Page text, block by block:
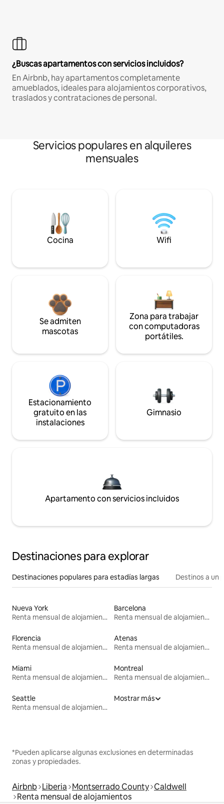
¿Buscas apartamentos con servicios incluidos?
En Airbnb, hay apartamentos completamente
amueblados, ideales para alojamientos corporativos,
traslados y contrataciones de personal.
Servicios populares en alquileres
mensuales
Cocina Wifi
Se admiten
mascotas
Zona para trabajar
con computadoras
portátiles.
Estacionamiento
gratuito en las
instalaciones
Gimnasio
Apartamento con servicios incluidos
Destinaciones para explorar
Destinaciones populares para estadías largas Destinos a un
Nueva York
Renta mensual de alojamientos
Barcelona
Renta mensual de alojamientos
Florencia
Renta mensual de alojamientos
Atenas
Renta mensual de alojamientos
Miami
Renta mensual de alojamientos
Montreal
Renta mensual de alojamientos
Seattle
Renta mensual de alojamientos
Mostrar más
*Pueden aplicarse algunas exclusiones en determinadas
zonas y propiedades.
Airbnb Liberia Montserrado County Caldwell
Renta mensual de alojamientos